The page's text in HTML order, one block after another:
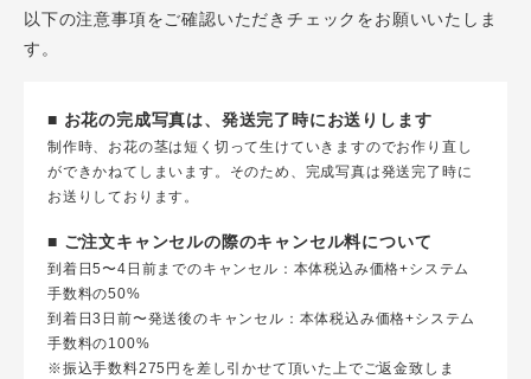
以下の注意事項をご確認いただきチェックをお願いいたしま
す。
■ お花の完成写真は、発送完了時にお送りします
制作時、お花の茎は短く切って生けていきますのでお作り直し
ができかねてしまいます。そのため、完成写真は発送完了時に
お送りしております。
■ ご注文キャンセルの際のキャンセル料について
到着日5〜4日前までのキャンセル：本体税込み価格+システム
手数料の50%
到着日3日前〜発送後のキャンセル：本体税込み価格+システム
手数料の100%
※振込手数料275円を差し引かせて頂いた上でご返金致しま